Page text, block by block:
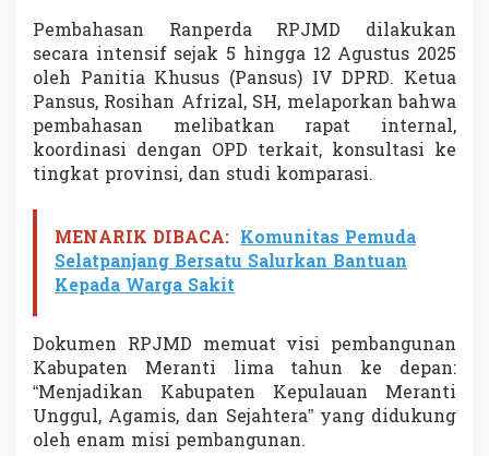
n
g
g
u
d
a
j
a
h
a
Pembahasan Ranperda RPJMD dilakukan
secara intensif sejak 5 hingga 12 Agustus 2025
oleh Panitia Khusus (Pansus) IV DPRD. Ketua
Pansus, Rosihan Afrizal, SH, melaporkan bahwa
pembahasan melibatkan rapat internal,
koordinasi dengan OPD terkait, konsultasi ke
tingkat provinsi, dan studi komparasi.
MENARIK DIBACA: Komunitas Pemuda
Selatpanjang Bersatu Salurkan Bantuan
Kepada Warga Sakit
Dokumen RPJMD memuat visi pembangunan
Kabupaten Meranti lima tahun ke depan:
“Menjadikan Kabupaten Kepulauan Meranti
Unggul, Agamis, dan Sejahtera” yang didukung
oleh enam misi pembangunan.